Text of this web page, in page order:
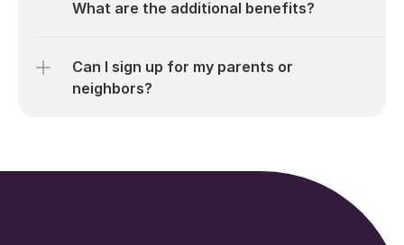
What are the additional benefits?
Can I sign up for my parents or
neighbors?